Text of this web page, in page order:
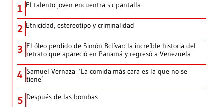
1 El talento joven encuentra su pantalla​
2 Etnicidad, estereotipo y criminalidad
3 El óleo perdido de Simón Bolívar: la increíble historia del
retrato que apareció en Panamá y regresó a Venezuela
4 Samuel Vernaza: ‘La comida más cara es la que no se
tiene’
5 Después de las bombas